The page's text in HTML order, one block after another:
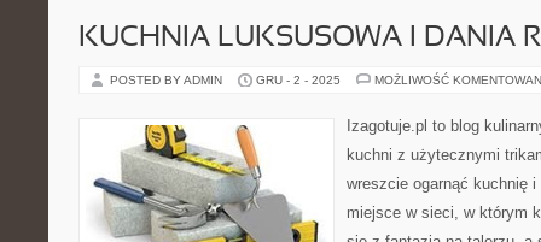
KUCHNIA LUKSUSOWA I DANIA
POSTED BY ADMIN GRU - 2 - 2025 MOŻLIWOŚĆ
Izagotuje.pl to blog
kuchni z użytecznymi
wreszcie ogarnąć kuchnię
miejsce w sieci, w którym